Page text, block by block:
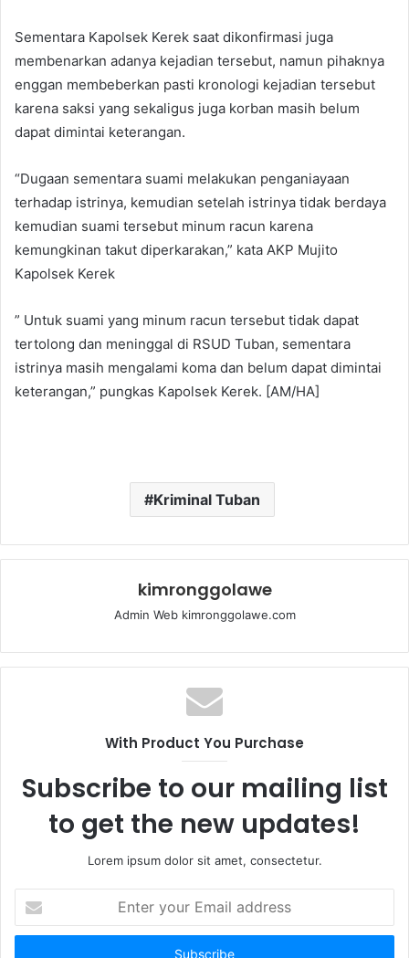
Sementara Kapolsek Kerek saat dikonfirmasi juga
membenarkan adanya kejadian tersebut, namun pihaknya
enggan membeberkan pasti kronologi kejadian tersebut
karena saksi yang sekaligus juga korban masih belum
dapat dimintai keterangan.
“Dugaan sementara suami melakukan penganiayaan
terhadap istrinya, kemudian setelah istrinya tidak berdaya
kemudian suami tersebut minum racun karena
kemungkinan takut diperkarakan,” kata AKP Mujito
Kapolsek Kerek
” Untuk suami yang minum racun tersebut tidak dapat
tertolong dan meninggal di RSUD Tuban, sementara
istrinya masih mengalami koma dan belum dapat dimintai
keterangan,” pungkas Kapolsek Kerek. [AM/HA]
Kriminal Tuban
kimronggolawe
Admin Web kimronggolawe.com
With Product You Purchase
Subscribe to our mailing list
to get the new updates!
Lorem ipsum dolor sit amet, consectetur.
t